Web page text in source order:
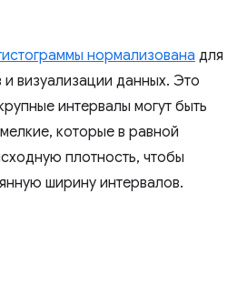
нормализована для
визуализации данных. Это
интервалы могут быть
которые в равной
плотность, чтобы
ширину интервалов.